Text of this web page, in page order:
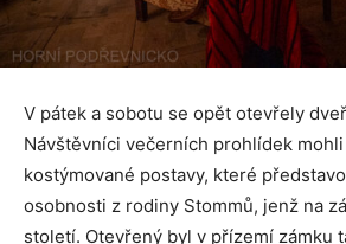
V pátek a sobotu se opět otevřely
Návštěvníci večerních prohlídek
kostýmované postavy, které
osobnosti z rodiny Stommů, jenž na
století. Otevřený byl v přízemí zámku